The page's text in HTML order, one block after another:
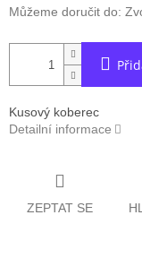
Můžeme doručit do:
Kusový koberec
Detailní informace
ZEPTAT SE